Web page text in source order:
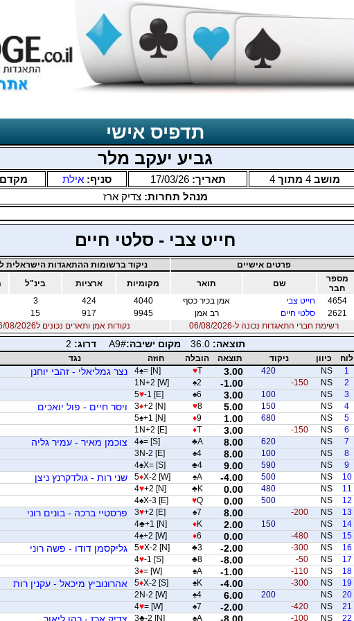
תדפיס אישי
גביע יעקב מלר
מושב4 מתוך4 תאריך:17/03/26 סניף: אילת
מנהל תחרות:צדיק ארז
חייט צבי - סלטי חיים
פרטים אישיים
ניקוד ברשומות ההתאגדות הישראלית
מספר
חבר
שם תואר מקומיות ארציות בינ"ל
4654
חייט צבי אמן בכיר כסף 4040
424
3
2621
סלטי חיים רב אמן 9945
917
15
רשימת חברי התאגדות נכונה ל-06/08/2026
נקודות אמן ותארים נכונים ל06/08/2026
תוצאה:36.0 מקום ישיבה:A9# דרוג: 2
לוח כיוון ניקוד תוצאה הובלה חוזה
נגד
1
NS
420
3.00
♥T
4♠= [N] נצר גמליאלי - זהבי יוחנן
2
NS
-150
-1.00
♠2
1N+2 [W]
3
NS
100
3.00
♠6
5♥-1 [E]
4
NS
150
5.00
♥8
3♦+2 [N] ויסר חיים - פול יואכים
5
NS
680
1.00
♦9
5♠+1 [N]
6
NS
-150
3.00
♦T
1N+2 [E]
7
NS
620
8.00
♣A
4♠= [S] צוכמן מאיר - עמיר גליה
8
NS
100
8.00
♠4
3N-2 [E]
9
NS
590
9.00
♣4
4♠X= [S]
10
NS
500
-4.00
♠A
5♦X-2 [W] שני רות - גולדקרנץ ניצן
11
NS
480
0.00
♣K
4♥+2 [N]
12
NS
500
0.00
♥Q
4♠X-3 [E]
13
NS
-200
8.00
♠7
3♥+2 [E] פרסטיי ברכה - בונים רוני
14
NS
150
2.00
♦K
4♣+1 [N]
15
NS
-480
0.00
♦6
4♠+2 [W]
16
NS
-300
-2.00
♣3
5♥X-2 [N] גליקסמן דודו - פשה רוני
17
NS
-50
-8.00
♣8
4♥-1 [S]
18
NS
-110
-1.00
♠A
3♦= [W]
19
NS
-300
-4.00
♠K
5♦X-2 [S] אהרונוביץ מיכאל - עקנין רות
20
NS
200
6.00
♠4
2N-2 [W]
21
NS
-420
-2.00
♠7
4♥= [W]
22
NS
-100
-8.00
♠A
3♣-2 [N] צדיק ארז - כהן ליאור